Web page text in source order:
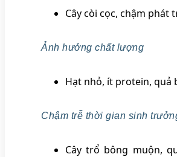
Cây còi cọc, chậm phát
Ảnh hưởng chất lượng
Hạt nhỏ, ít protein, quả
Chậm trễ thời gian sinh
Cây trổ bông muộn,